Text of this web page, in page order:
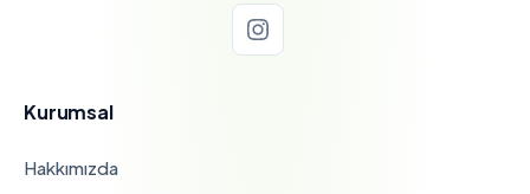
Kurumsal
Hakkımızda